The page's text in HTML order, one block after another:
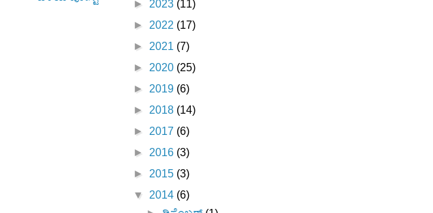
► 2023 (11)
► 2022 (17)
► 2021 (7)
► 2020 (25)
► 2019 (6)
► 2018 (14)
► 2017 (6)
► 2016 (3)
► 2015 (3)
▼ 2014 (6)